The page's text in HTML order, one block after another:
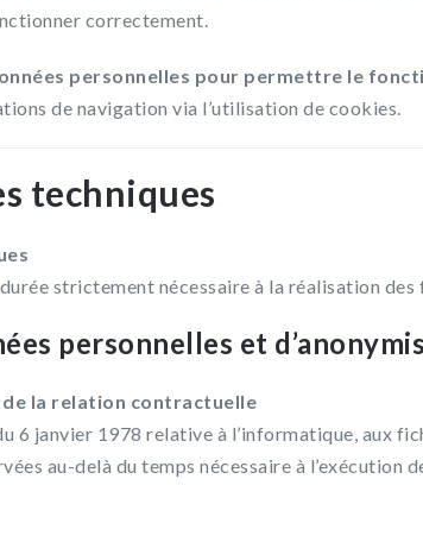
correctement.
personnelles pour permettre le
de navigation via l’utilisation de cookies.
techniques
strictement nécessaire à la réalisation
personnelles et
la relation contractuelle
6 janvier 1978 relative à l’informatique, aux
au-delà du temps nécessaire à